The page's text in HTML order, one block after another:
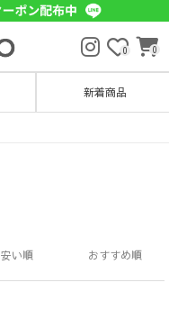
0 0
新着商品
安い順 おすすめ順